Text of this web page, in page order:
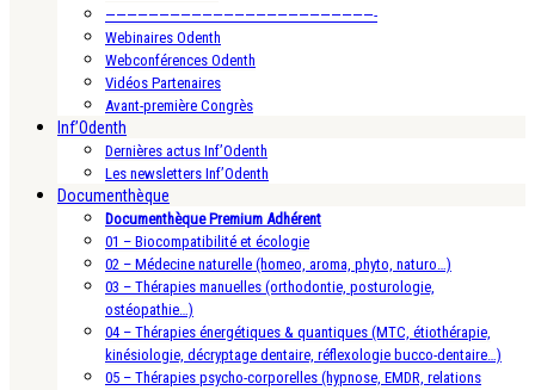
—————————————————————————-
Webinaires Odenth
Webconférences Odenth
Vidéos Partenaires
Avant-première Congrès
Inf’Odenth
Dernières actus Inf’Odenth
Les newsletters Inf’Odenth
Documenthèque
Documenthèque Premium Adhérent
01 – Biocompatibilité et écologie
02 – Médecine naturelle (homeo, aroma, phyto, naturo…)
03 – Thérapies manuelles (orthodontie, posturologie,
ostéopathie…)
04 – Thérapies énergétiques & quantiques (MTC, étiothérapie,
kinésiologie, décryptage dentaire, réflexologie bucco-dentaire…)
05 – Thérapies psycho-corporelles (hypnose, EMDR, relations